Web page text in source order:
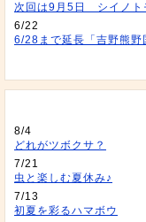
次回は9月5日 シイノト
6/22
6/28まで延長「吉野熊
8/4
どれがツボクサ？
7/21
虫と楽しむ夏休み♪
7/13
初夏を彩るハマボウ